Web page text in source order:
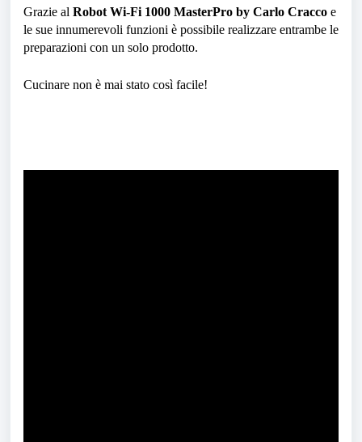
Grazie al Robot Wi-Fi 1000 MasterPro by Carlo Cracco e
le sue innumerevoli funzioni è possibile realizzare entrambe le
preparazioni con un solo prodotto.
Cucinare non è mai stato così facile!